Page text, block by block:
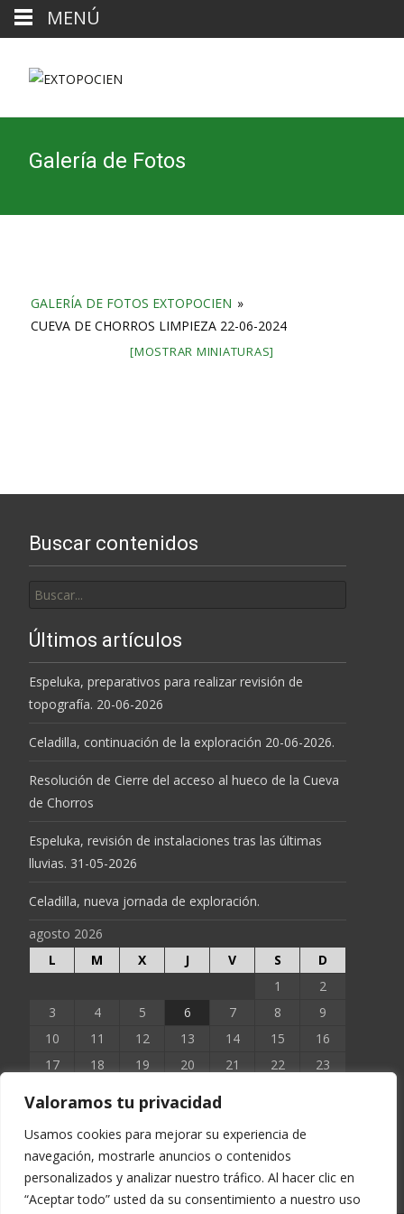
Valoramos tu privacidad
Usamos cookies para mejorar su experiencia de
navegación, mostrarle anuncios o contenidos
personalizados y analizar nuestro tráfico. Al hacer clic en
“Aceptar todo” usted da su consentimiento a nuestro uso
Galería de Fotos
GALERÍA DE FOTOS EXTOPOCIEN »
CUEVA DE CHORROS LIMPIEZA 22-06-2024
[MOSTRAR MINIATURAS]
Buscar contenidos
por:
Últimos artículos
Espeluka, preparativos para realizar revisión de
topografía. 20-06-2026
Celadilla, continuación de la exploración 20-06-2026.
Resolución de Cierre del acceso al hueco de la Cueva
de Chorros
Espeluka, revisión de instalaciones tras las últimas
lluvias. 31-05-2026
Celadilla, nueva jornada de exploración.
agosto 2026
L
M X J V S
D
1
2
3
4 5 6 7 8
9
10
11 12 13 14 15
16
17
18 19 20 21 22
23
« Jun
MENÚ